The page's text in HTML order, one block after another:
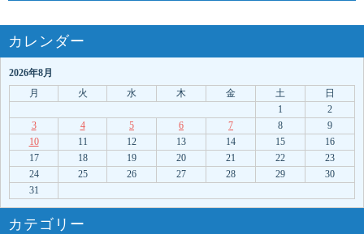
カレンダー
2026年8月
月
火 水 木 金 土
日
1
2
3
4 5 6 7 8
9
10
11 12 13 14 15
16
17
18 19 20 21 22
23
24
25 26 27 28 29
30
31
カテゴリー